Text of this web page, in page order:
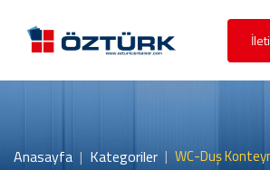
Anasayfa Kategoriler WC-Duş